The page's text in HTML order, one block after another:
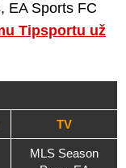
EA Sports FC
Tipsportu už
TV
MLS Season